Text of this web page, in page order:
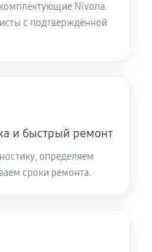
Nivona.
с подтверждённой
и быстрый ремонт
определяем
сроки ремонта.